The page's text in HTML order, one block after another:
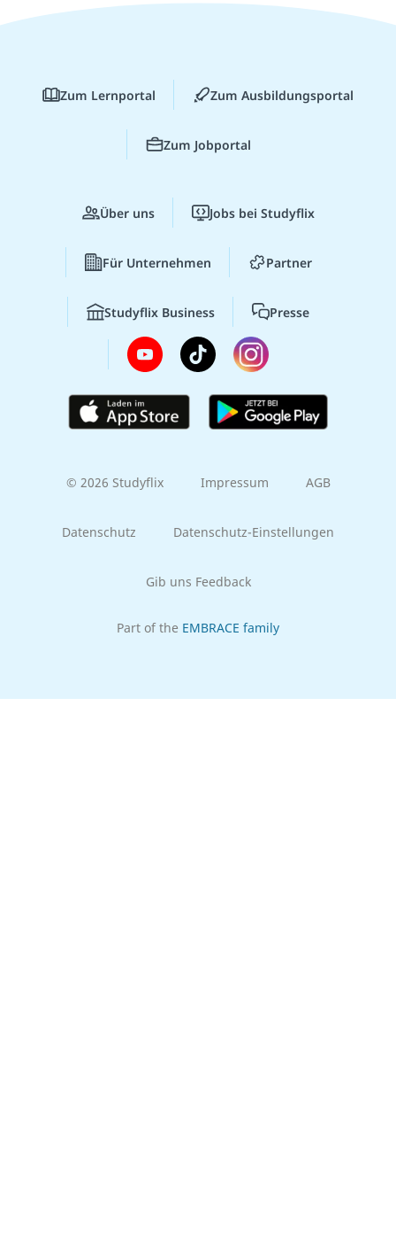
Zum Lernportal Zum Ausbildungsportal
Zum Jobportal
Über uns Jobs bei Studyflix
Für Unternehmen Partner
Studyflix Business Presse
© 2026 Studyflix Impressum AGB
Datenschutz Datenschutz-Einstellungen
Gib uns Feedback
Part of the EMBRACE family